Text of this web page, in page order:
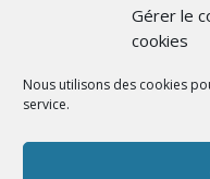
Gérer le
cookies
Nous utilisons des cookies
service.
Cità